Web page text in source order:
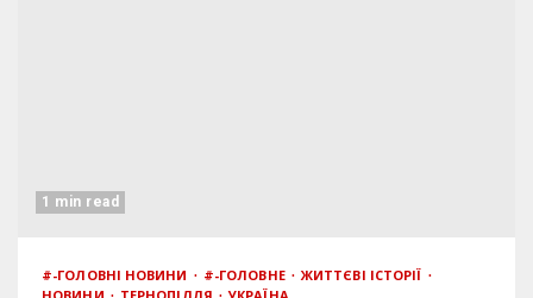
1 min read
#-ГОЛОВНІ НОВИНИ #-ГОЛОВНЕ
ЖИТТЄВІ ІСТОРІЇ